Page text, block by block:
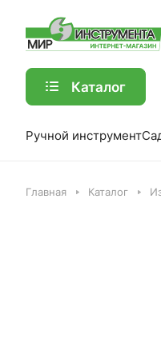
Каталог
Ручной инструмент
Главная Каталог